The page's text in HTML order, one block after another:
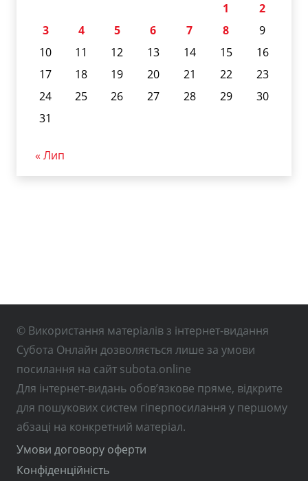
1
2
3
4 5 6 7 8
9
10
11 12 13 14 15
16
17
18 19 20 21 22
23
24
25 26 27 28 29
30
31
« Лип
© Використання матеріалів з інтернет-видання
Субота Онлайн дозволяється лише за умови
посилання на сайт subota.online
Для інтернет-видань обов’язкове пряме, відкрите
для пошукових систем гіперпосилання у першому
абзаці на конкретний матеріал.
Умови договору оферти
Конфіденційність